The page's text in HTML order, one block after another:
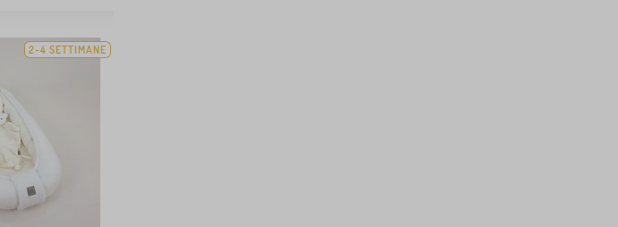
2-4 SETTIMANE